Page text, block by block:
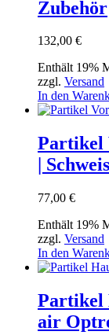
Zubehör
132,00 €
Enthält 19%
zzgl. Versand
In den
Partikel
|
77,00 €
Enthält 19%
zzgl. Versand
In den
Partikel
air